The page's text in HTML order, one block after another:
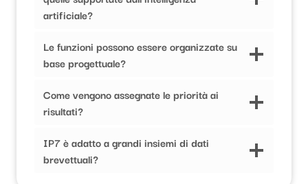
artificiale?
Le funzioni possono essere organizzate su
base progettuale?
Come vengono assegnate le priorità ai
risultati?
IP7 è adatto a grandi insiemi di dati
brevettuali?